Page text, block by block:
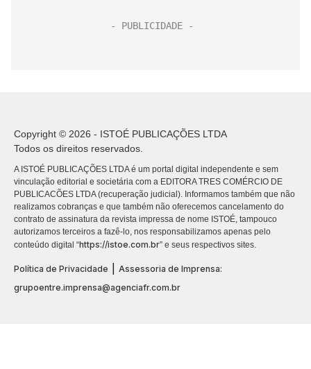
Copyright © 2026 - ISTOÉ PUBLICAÇÕES LTDA
Todos os direitos reservados.
A ISTOÉ PUBLICAÇÕES LTDA é um portal digital independente e sem
vinculação editorial e societária com a EDITORA TRES COMÉRCIO DE
PUBLICACÕES LTDA (recuperação judicial). Informamos também que não
realizamos cobranças e que também não oferecemos cancelamento do
contrato de assinatura da revista impressa de nome ISTOÉ, tampouco
autorizamos terceiros a fazê-lo, nos responsabilizamos apenas pelo
conteúdo digital “https://istoe.com.br” e seus respectivos sites.
Política de Privacidade | Assessoria de Imprensa:
grupoentre.imprensa@agenciafr.com.br